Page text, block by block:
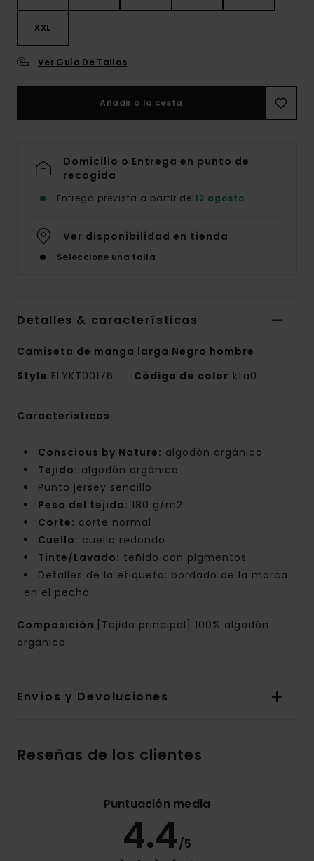
XXL
Ver Guía De Tallas
Añadir a la cesta
Domicilio o Entrega en punto de
recogida
Entrega prevista a partir del12 agosto
Ver disponibilidad en tienda
Seleccione una talla
Detalles & características
Camiseta de manga larga Negro hombre
Style ELYKT00176 Código de color kta0
Características
Conscious by Nature: algodón orgánico
Tejido: algodón orgánico
Punto jersey sencillo
Peso del tejido: 180 g/m2
Corte: corte normal
Cuello: cuello redondo
Tinte/Lavado: teñido con pigmentos
Detalles de la etiqueta: bordado de la marca
en el pecho
Composición [Tejido principal] 100% algodón
orgánico
Envíos y Devoluciones
Reseñas de los clientes
Puntuación media
4.4/5